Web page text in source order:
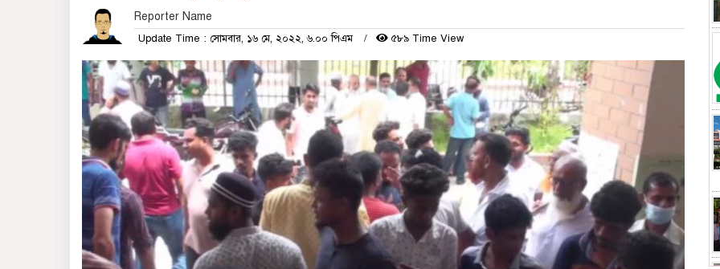
Reporter Name
Update Time : সোমবার, ১৬ মে, ২০২২, ৬.০০ পিএম ৫৮৯ Time View